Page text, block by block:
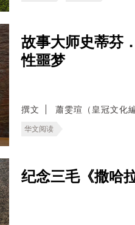
故事大师史蒂芬
性噩梦
撰文 蕭雯瑄（皇冠文化
华文阅读
纪念三毛《撒哈